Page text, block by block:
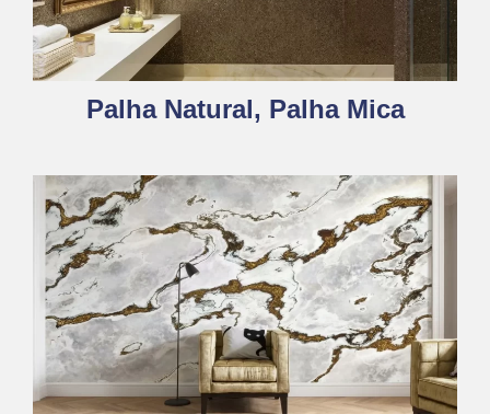
Palha Natural, Palha Mica